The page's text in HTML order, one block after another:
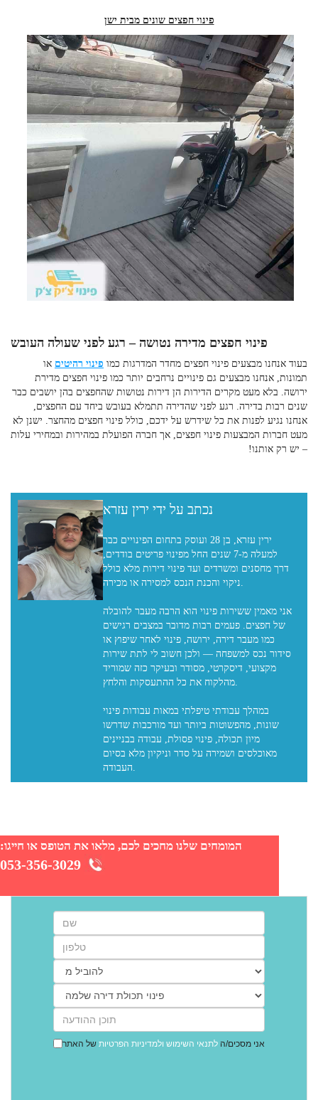
פינוי חפצים שונים מבית ישן
פינוי חפצים מדירה נטושה – רגע לפני שעולה העובש
בעוד אנחנו מבצעים פינוי חפצים מחדר המדרגות כמו פינוי רהיטים או
תמונות, אנחנו מבצעים גם פינויים נרחבים יותר כמו פינוי חפצים מדירת
ירושה. בלא מעט מקרים הדירות הן דירות נטושות שהחפצים בהן יושבים כבר
שנים רבות בדירה. רגע לפני שהדירה תתמלא בעובש ביחד עם החפצים,
אנחנו נגיע לפנות את כל שידרש על ידכם, כולל פינוי חפצים מהחצר. ישנן לא
מעט חברות המבצעות פינוי חפצים, אך חברה הפועלת במהירות ובמחירי עלות
– יש רק אותנו!
נכתב על ידי ירין עזרא
ירין עזרא, בן 28 ועוסק בתחום הפינויים כבר
למעלה מ-7 שנים החל מפינוי פריטים בודדים,
דרך מחסנים ומשרדים ועד פינוי דירות מלא כולל
ניקוי והכנת הנכס למסירה או מכירה.
אני מאמין ששירות פינוי הוא הרבה מעבר להובלה
של חפצים. פעמים רבות מדובר במצבים רגישים
כמו מעבר דירה, ירושה, פינוי לאחר שיפוץ או
סידור נכס למשפחה — ולכן חשוב לי לתת שירות
מקצועי, דיסקרטי, מסודר ובעיקר כזה שמוריד
מהלקוח את כל ההתעסקות והלחץ.
במהלך עבודתי טיפלתי במאות עבודות פינוי
שונות, מהפשוטות ביותר ועד מורכבות שדרשו
מיון תכולה, פינוי פסולת, עבודה בבניינים
מאוכלסים ושמירה על סדר וניקיון מלא בסיום
המומחים שלנו מחכים לכם, מלאו את הטופס או חייגו:
053-356-3029
אני מסכים/ה לתנאי השימוש ולמדיניות הפרטיות של האתר